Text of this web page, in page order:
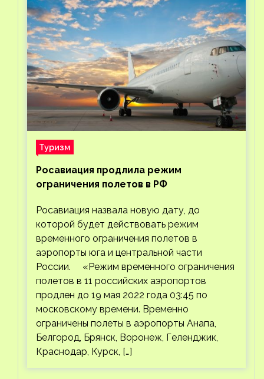
Туризм
Росавиация продлила режим
ограничения полетов в РФ
Росавиация назвала новую дату, до
которой будет действовать режим
временного ограничения полетов в
аэропорты юга и центральной части
России. «Режим временного ограничения
полетов в 11 российских аэропортов
продлен до 19 мая 2022 года 03:45 по
московскому времени. Временно
ограничены полеты в аэропорты Анапа,
Белгород, Брянск, Воронеж, Геленджик,
Краснодар, Курск, […]